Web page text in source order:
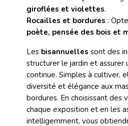
giroflées et violettes.
Rocailles et bordures :
poète, pensée des bois et
Les bisannuelles sont des
structurer le jardin et assurer
continue. Simples à cultiver,
diversité et élégance aux
bordures. En choisissant des
chaque exposition et en les
intelligemment, vous